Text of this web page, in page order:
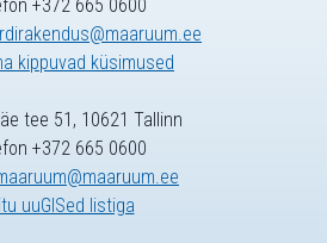
+372 665 0600
kippuvad küsimused
tee 51, 10621 Tallinn
+372 665 0600
uuGISed listiga